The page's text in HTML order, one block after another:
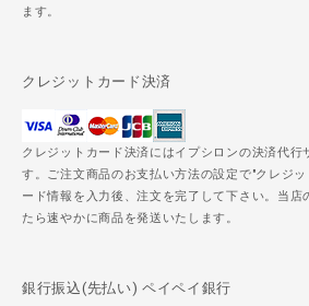
ます。
クレジットカード決済
クレジットカード決済にはイプシロンの決済代行
す。ご注文商品のお支払い方法の設定で"クレジ
ード情報を入力後、注文を完了して下さい。当店
たら速やかに商品を発送いたします。
銀行振込(先払い) ペイペイ銀行